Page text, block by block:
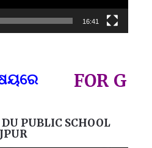
16:41
FOR GOVT
PUBLIC SCHOOL